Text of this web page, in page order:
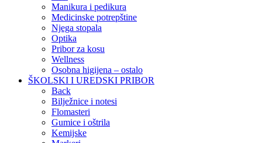
Manikura i pedikura
Medicinske potrepštine
Njega stopala
Optika
Pribor za kosu
Wellness
Osobna higijena – ostalo
ŠKOLSKI I UREDSKI PRIBOR
Back
Bilježnice i notesi
Flomasteri
Gumice i oštrila
Kemijske